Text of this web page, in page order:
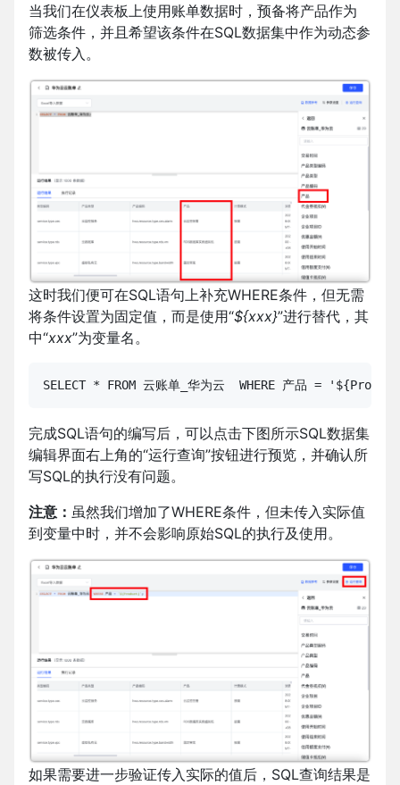
当我们在仪表板上使用账单数据时，预备将产品作为
筛选条件，并且希望该条件在SQL数据集中作为动态参
数被传入。
这时我们便可在SQL语句上补充WHERE条件，但无需
将条件设置为固定值，而是使用“${xxx}”进行替代，其
中“xxx”为变量名。
SELECT * FROM 云账单_华为云  WHERE 产品 =
完成SQL语句的编写后，可以点击下图所示SQL数据集
编辑界面右上角的“运行查询”按钮进行预览，并确认所
写SQL的执行没有问题。
注意： 虽然我们增加了WHERE条件，但未传入实际值
到变量中时，并不会影响原始SQL的执行及使用。
如果需要进一步验证传入实际的值后，SQL查询结果是